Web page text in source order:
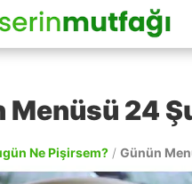
Menüsü 24
Ne Pişirsem? / Günün